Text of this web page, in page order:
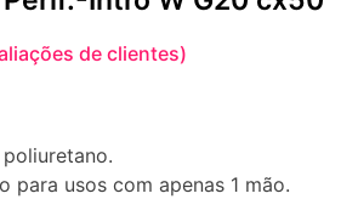
de clientes)
para usos com apenas 1 mão.